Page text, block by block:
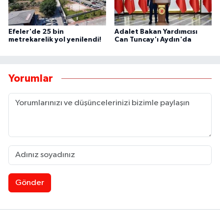
Efeler'de 25 bin
metrekarelik yol yenilendi!
Adalet Bakan Yardımcısı
Can Tuncay'ı Aydın'da
Yorumlar
Gönder